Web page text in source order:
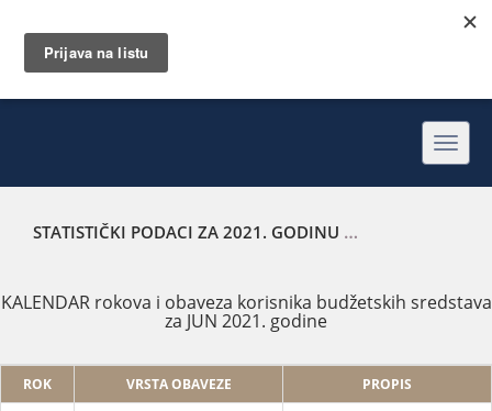
STATISTIČKI PODACI ZA 2021. GODINU
KALENDAR rokova i obaveza korisnika budžetskih sredstava
za JUN 2021. godine
ROK VRSTA OBAVEZE PROPIS